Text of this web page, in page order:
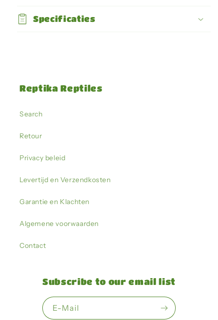
Specificaties
Reptika Reptiles
Search
Retour
Privacy beleid
Levertijd en Verzendkosten
Garantie en Klachten
Algemene voorwaarden
Contact
Subscribe to our email list
E-Mail